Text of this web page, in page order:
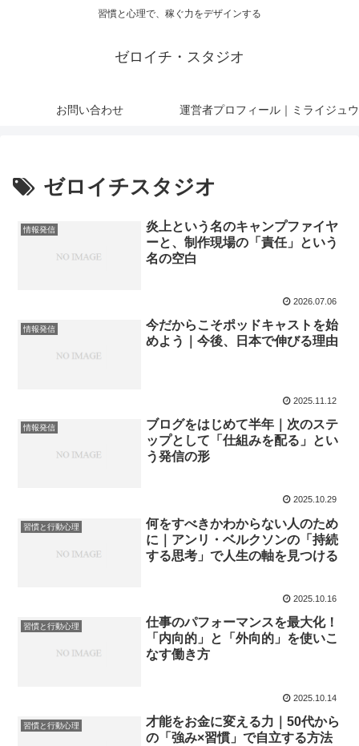
習慣と心理で、稼ぐ力をデザインする
ゼロイチ・スタジオ
お問い合わせ 運営者プロフィール｜ミライジュウ
ゼロイチスタジオ
情報発信
炎上という名のキャンプファイヤ
ーと、制作現場の「責任」という
名の空白
2026.07.06
情報発信
今だからこそポッドキャストを始
めよう｜今後、日本で伸びる理由
2025.11.12
情報発信
ブログをはじめて半年｜次のステ
ップとして「仕組みを配る」とい
う発信の形
2025.10.29
習慣と行動心理
何をすべきかわからない人のため
に｜アンリ・ベルクソンの「持続
する思考」で人生の軸を見つける
2025.10.16
習慣と行動心理
仕事のパフォーマンスを最大化！
「内向的」と「外向的」を使いこ
なす働き方
2025.10.14
習慣と行動心理
才能をお金に変える力｜50代から
の「強み×習慣」で自立する方法